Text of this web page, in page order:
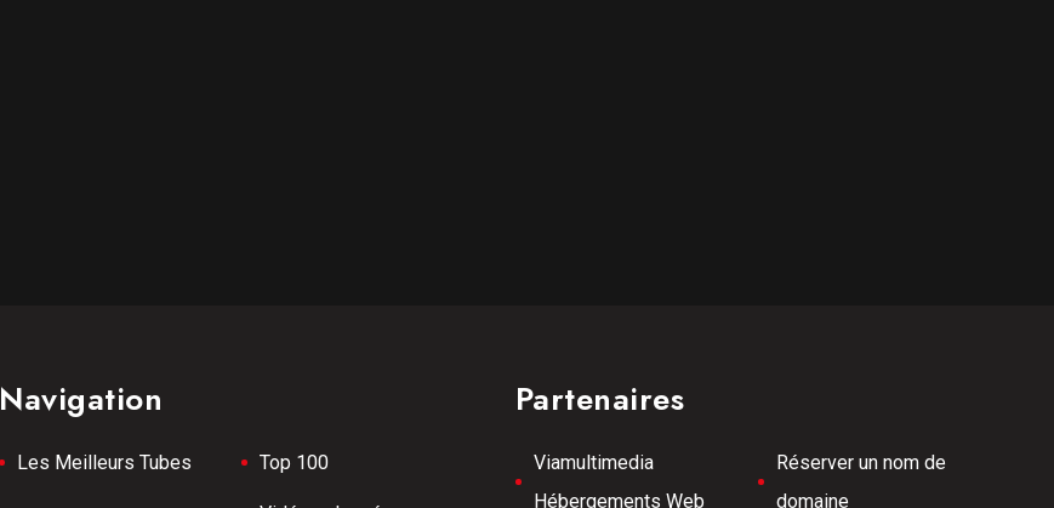
Navigation
Les Meilleurs Tubes Top 100
Partenaires
Viamultimedia
Hébergements Web
Réserver un nom de
domaine